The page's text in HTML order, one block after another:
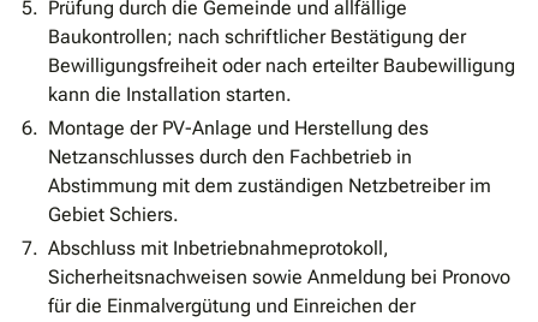
Prüfung durch die Gemeinde und allfällige
Baukontrollen; nach schriftlicher Bestätigung der
Bewilligungsfreiheit oder nach erteilter Baubewilligung
kann die Installation starten.
Montage der PV-Anlage und Herstellung des
Netzanschlusses durch den Fachbetrieb in
Abstimmung mit dem zuständigen Netzbetreiber im
Gebiet Schiers.
Abschluss mit Inbetriebnahmeprotokoll,
Sicherheitsnachweisen sowie Anmeldung bei Pronovo
für die Einmalvergütung und Einreichen der